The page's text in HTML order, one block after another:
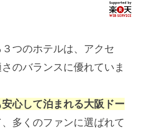
つのホテルは、アクセ
のバランスに優れていま
心して泊まれる大阪ドー
、多くのファンに選ばれて